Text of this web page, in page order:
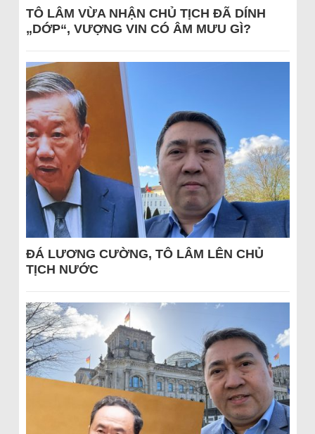
TÔ LÂM VỪA NHẬN CHỦ TỊCH ĐÃ DÍNH
„DỚP“, VƯỢNG VIN CÓ ÂM MƯU GÌ?
ĐÁ LƯƠNG CƯỜNG, TÔ LÂM LÊN CHỦ
TỊCH NƯỚC